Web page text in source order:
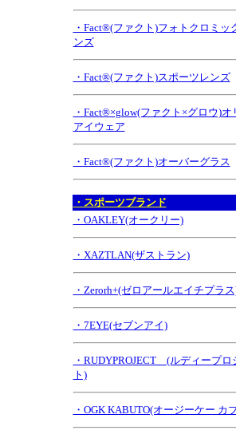
・Fact®(ファクト)フォトクロミッ
ンズ
・Fact®(ファクト)スポーツレンズ
・Fact®×glow(ファクト×グロウ)オ
アイウェア
・Fact®(ファクト)オーバーグラス
・スポーツブランド
・OAKLEY(オークリー)
・XAZTLAN(ザストラン)
・Zerorh+(ゼロアールエイチプラ
・7EYE(セブンアイ)
・RUDYPROJECT (ルディープロ
ト)
・OGK KABUTO(オージーケー カ